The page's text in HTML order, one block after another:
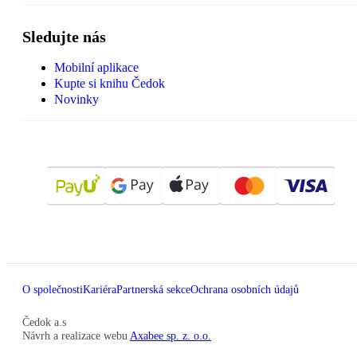
Sledujte nás
Mobilní aplikace
Kupte si knihu Čedok
Novinky
O společnostiKariéraPartnerská sekceOchrana osobních údajů
Čedok a.s
Návrh a realizace webu Axabee sp. z. o.o.